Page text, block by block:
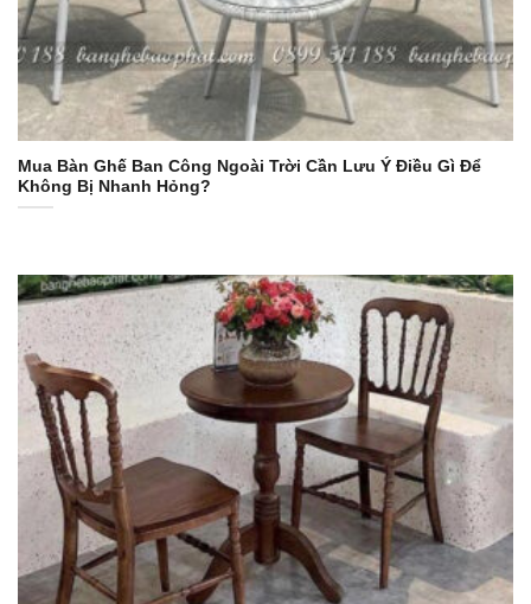
Mua Bàn Ghế Ban Công Ngoài Trời Cần Lưu Ý Điều Gì Để
Không Bị Nhanh Hỏng?